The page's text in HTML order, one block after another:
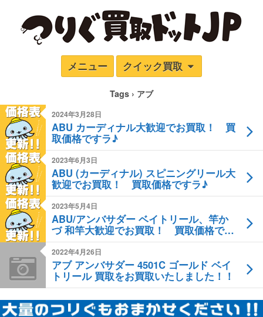
メニュー クイック買取
Tags › アブ
2024年3月28日
ABU カーディナル大歓迎でお買取！ 買
取価格ですラ♪
2023年6月3日
ABU (カーディナル) スピニングリール大
歓迎でお買取！ 買取価格ですラ♪
2023年5月4日
ABU/アンバサダー ベイトリール、竿か
づ 和竿大歓迎でお買取！ 買取価格です
ラ♪
2022年4月26日
アブ アンバサダー 4501C ゴールド ベイ
トリール 買取をお買取いたしました！！